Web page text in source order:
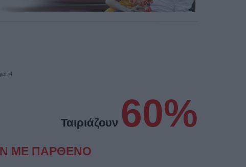
4
Ταιριάζουν 60%
ΜΕ ΠΑΡΘΕΝΟ